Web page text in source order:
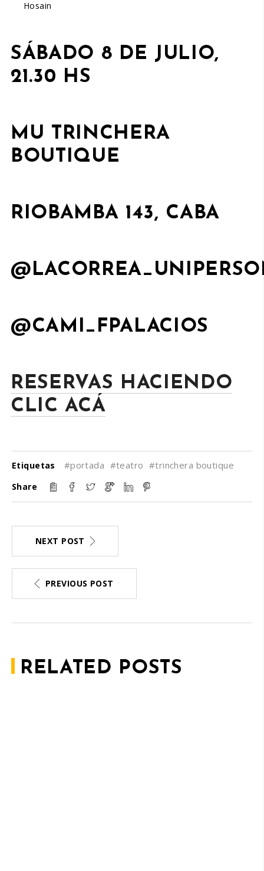
Hosain
SÁBADO 8 DE JULIO,
21.30 HS
MU TRINCHERA
BOUTIQUE
RIOBAMBA 143, CABA
@CAMI_FPALACIOS
RESERVAS HACIENDO
CLIC ACÁ
Etiquetas #portada #teatro #trinchera boutique
Share
NEXT POST
PREVIOUS POST
RELATED POSTS